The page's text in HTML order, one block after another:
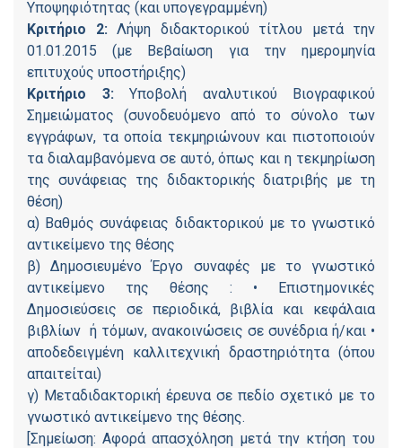
Υποψηφιότητας (και υπογεγραμμένη)
Κριτήριο 2: Λήψη διδακτορικού τίτλου μετά την
01.01.2015 (με Βεβαίωση για την ημερομηνία
επιτυχούς υποστήριξης)
Κριτήριο 3:Υποβολή αναλυτικού Βιογραφικού
Σημειώματος (συνοδευόμενο από το σύνολο των
εγγράφων, τα οποία τεκμηριώνουν και πιστοποιούν
τα διαλαμβανόμενα σε αυτό, όπως και η τεκμηρίωση
της συνάφειας της διδακτορικής διατριβής με τη
θέση)
α) Βαθμός συνάφειας διδακτορικού με το γνωστικό
αντικείμενο της θέσης
β) Δημοσιευμένο Έργο συναφές με το γνωστικό
αντικείμενο της θέσης : • Επιστημονικές
Δημοσιεύσεις σε περιοδικά, βιβλία και κεφάλαια
βιβλίων ή τόμων, ανακοινώσεις σε συνέδρια ή/και •
αποδεδειγμένη καλλιτεχνική δραστηριότητα (όπου
απαιτείται)
γ) Μεταδιδακτορική έρευνα σε πεδίο σχετικό με το
γνωστικό αντικείμενο της θέσης.
[Σημείωση: Αφορά απασχόληση μετά την κτήση του